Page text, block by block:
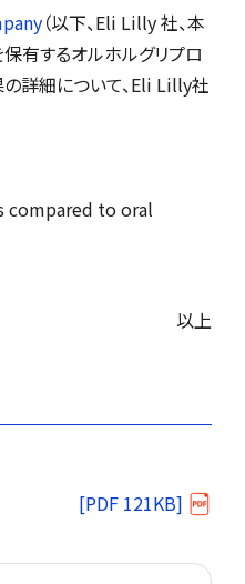
（以下、Eli Lilly 社、本
保有するオルホルグリプロ
の詳細について、Eli Lilly社
compared to oral
以上
[PDF 121KB]